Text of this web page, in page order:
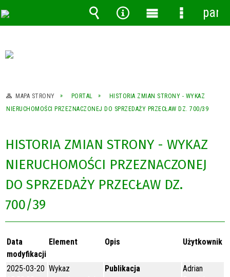
MAPA STRONY PORTAL
HISTORIA ZMIAN STRONY - WYKAZ
NIERUCHOMOŚCI PRZEZNACZONEJ DO SPRZEDAŻY PRZECŁAW DZ. 700/39
HISTORIA ZMIAN STRONY - WYKAZ
NIERUCHOMOŚCI PRZEZNACZONEJ
DO SPRZEDAŻY PRZECŁAW DZ.
700/39
Data
modyfikacji
Element Opis Użytkownik
2025-03-20 Wykaz
Publikacja
Adrian
Wyszukiwarka
Narzędzia
MenuMenu